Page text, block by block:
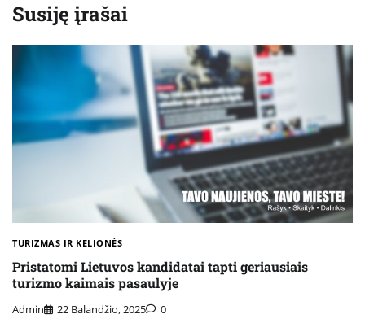
Susiję įrašai
TURIZMAS IR KELIONĖS
Pristatomi Lietuvos kandidatai tapti geriausiais
turizmo kaimais pasaulyje
Admin 22 Balandžio, 2025 0